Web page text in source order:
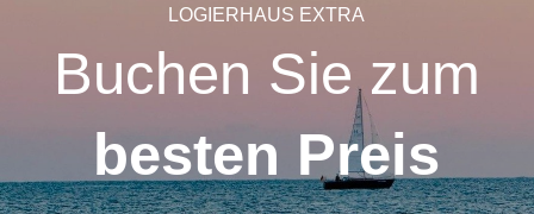
LOGIERHAUS EXTRA
Buchen Sie zum
besten Preis